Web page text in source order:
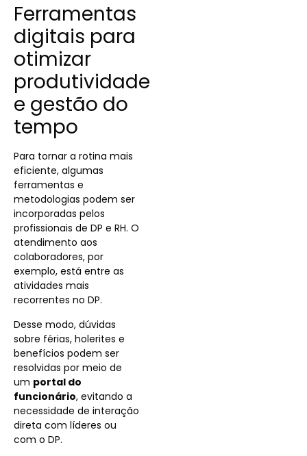
Ferramentas
digitais para
otimizar
produtividade
e gestão do
tempo
Para tornar a rotina mais
eficiente, algumas
ferramentas e
metodologias podem ser
incorporadas pelos
profissionais de DP e RH. O
atendimento aos
colaboradores, por
exemplo, está entre as
atividades mais
recorrentes no DP.
Desse modo, dúvidas
sobre férias, holerites e
benefícios podem ser
resolvidas por meio de
um portal do
funcionário, evitando a
necessidade de interação
direta com líderes ou
com o DP.